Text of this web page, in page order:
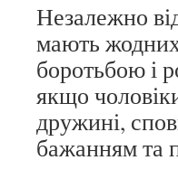
Незалежно
мають
боротьбою і
якщо
дружині,
бажанням та